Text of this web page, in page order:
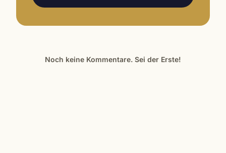
Noch keine Kommentare. Sei der Erste!